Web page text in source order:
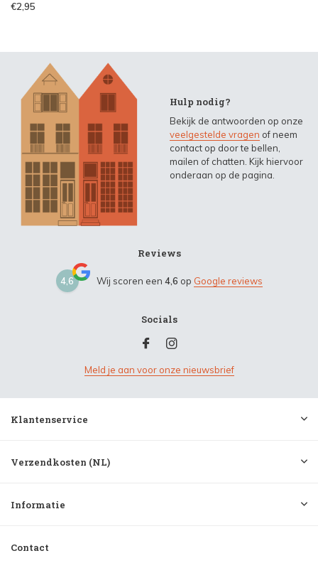
€2,95
Hulp nodig?
Bekijk de antwoorden op onze
veelgestelde vragen of neem
contact op door te bellen,
mailen of chatten. Kijk hiervoor
onderaan op de pagina.
Reviews
4,6 Wij scoren een 4,6 op Google reviews
Socials
Meld je aan voor onze nieuwsbrief
Klantenservice
Verzendkosten (NL)
Informatie
Contact